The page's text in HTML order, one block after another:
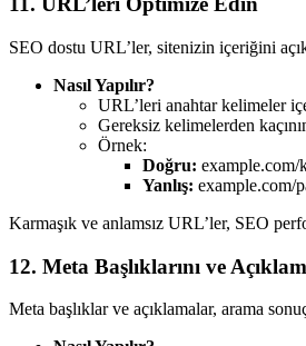
SEO dostu URL’ler, sitenizin içeriğini
Nasıl Yapılır?
URL’leri anahtar kelimeler
Gereksiz kelimelerden
Örnek:
Doğru: example.com/
Yanlış: example.com/
Karmaşık ve anlamsız URL’ler, SEO
12. Meta Başlıklarını ve
Meta başlıklar ve açıklamalar, arama